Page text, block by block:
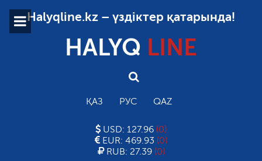
Halyqline.kz – үздіктер қатарында!
HALYQ LINE
ҚАЗ РУС QAZ
USD: 127.96 (0)
EUR: 469.93 (0)
RUB: 27.39 (0)